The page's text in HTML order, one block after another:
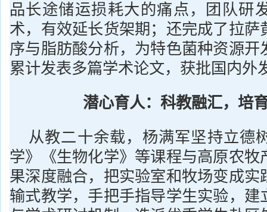
品长途储运损耗大的痛点，团队研
术，有效延长货架期；还完成了拉萨
序与脂肪酸分析，为特色菌种资源开
累计发表多篇学术论文，获批国内外
潜心育人：科教融汇，培
从教二十余载，杨满军坚持立德
学》《生物化学》等课程与高原农牧
果深度融合，把实验室和牧场变成实
输式教学，手把手指导学生实验，建